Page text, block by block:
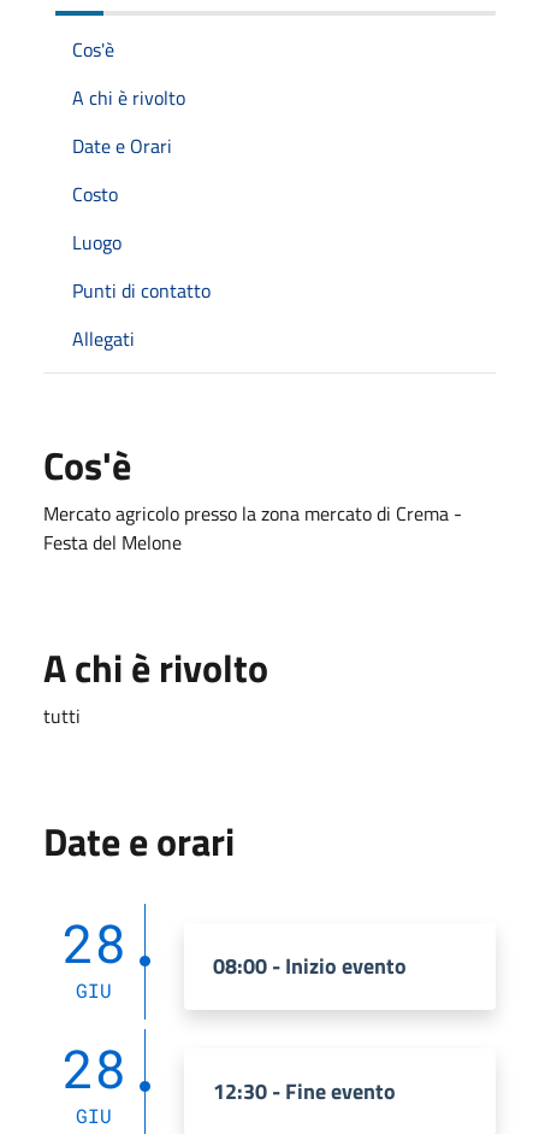
Cos'è
A chi è rivolto
Date e Orari
Costo
Luogo
Punti di contatto
Allegati
Cos'è
Mercato agricolo presso la zona mercato di Crema -
Festa del Melone
A chi è rivolto
tutti
Date e orari
28
GIU
08:00 - Inizio evento
28
GIU
12:30 - Fine evento